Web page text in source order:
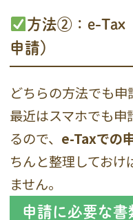
方法②：e-Tax
申請）
どちらの方法でも申
最近はスマホでも申
るので、 e-Taxでの
ちんと整理しておけ
ません。
申請に必要な書